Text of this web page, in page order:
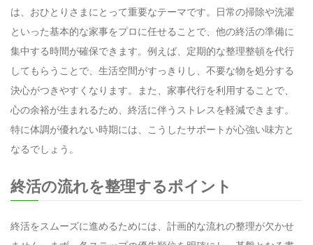
は、おひとりさまにとって重要なテーマです。日常の掃除や洗濯
といった基本的な家事をプロに任せることで、他の終活の準備に
集中する時間が確保できます。例えば、定期的な整理整頓を代行
してもらうことで、生活空間がすっきりし、不要な物を処分する
決心がつきやすくなります。また、家事代行を利用することで、
心の余裕が生まれるため、終活に伴うストレスを軽減できます。
特に体調が優れない時期には、こうしたサポートが心強い味方と
なるでしょう。
終活の流れを整理するポイント
終活をスムーズに進めるためには、計画的な流れの整理が欠かせ